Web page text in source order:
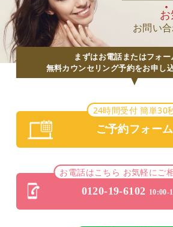
お
お問い
まずはお電話またはフォー
無料カウンセリング予約をお申し
24時間受付 簡単30
ご予約フォーム
お電話はこちら お気軽にご
0120-19-6102 10:00-